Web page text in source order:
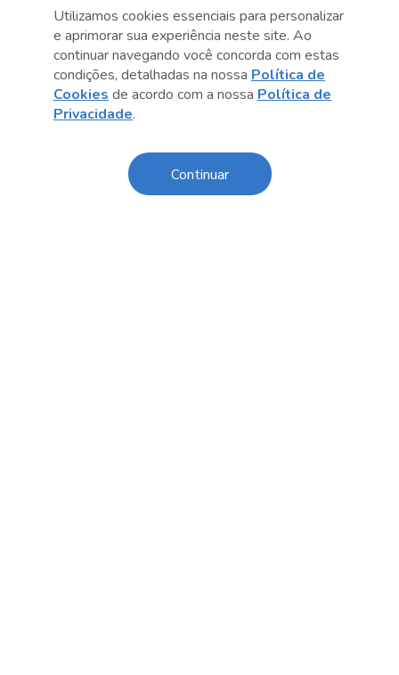
Utilizamos cookies essenciais para personalizar
e aprimorar sua experiência neste site. Ao
continuar navegando você concorda com estas
condições, detalhadas na nossa Política de
Cookies de acordo com a nossa Política de
Privacidade.
Continuar